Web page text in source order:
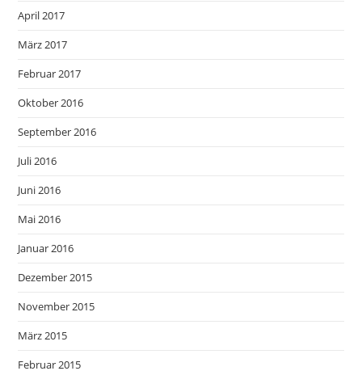
April 2017
März 2017
Februar 2017
Oktober 2016
September 2016
Juli 2016
Juni 2016
Mai 2016
Januar 2016
Dezember 2015
November 2015
März 2015
Februar 2015